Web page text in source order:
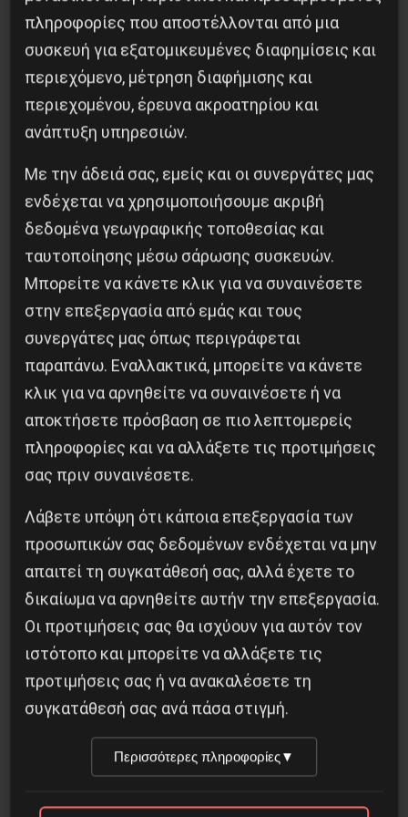
Προηγούμενο:Καταδίκη των ναζιστών για την
επίθεση στο «Συνεργείο»
Δημήτρη Κουφοντίνα!
Δημοφιλή Άρθρα
Η Eπανάσταση της 19 Ιουλίου 1936 στην
Iσπανία
5 Αυγούστου 2026
πληροφορίες που αποστέλλονται από μια
συσκευή για εξατομικευμένες διαφημίσεις και
περιεχόμενο, μέτρηση διαφήμισης και
περιεχομένου, έρευνα ακροατηρίου και
ανάπτυξη υπηρεσιών.
Με την άδειά σας, εμείς και οι συνεργάτες μας
ενδέχεται να χρησιμοποιήσουμε ακριβή
δεδομένα γεωγραφικής τοποθεσίας και
ταυτοποίησης μέσω σάρωσης συσκευών.
Μπορείτε να κάνετε κλικ για να συναινέσετε
στην επεξεργασία από εμάς και τους
συνεργάτες μας όπως περιγράφεται
παραπάνω. Εναλλακτικά, μπορείτε να κάνετε
κλικ για να αρνηθείτε να συναινέσετε ή να
αποκτήσετε πρόσβαση σε πιο λεπτομερείς
πληροφορίες και να αλλάξετε τις προτιμήσεις
σας πριν συναινέσετε.
Λάβετε υπόψη ότι κάποια επεξεργασία των
προσωπικών σας δεδομένων ενδέχεται να μην
απαιτεί τη συγκατάθεσή σας, αλλά έχετε το
δικαίωμα να αρνηθείτε αυτήν την επεξεργασία.
Οι προτιμήσεις σας θα ισχύουν για αυτόν τον
ιστότοπο και μπορείτε να αλλάξετε τις
προτιμήσεις σας ή να ανακαλέσετε τη
συγκατάθεσή σας ανά πάσα στιγμή.
Περισσότερες πληροφορίες▼